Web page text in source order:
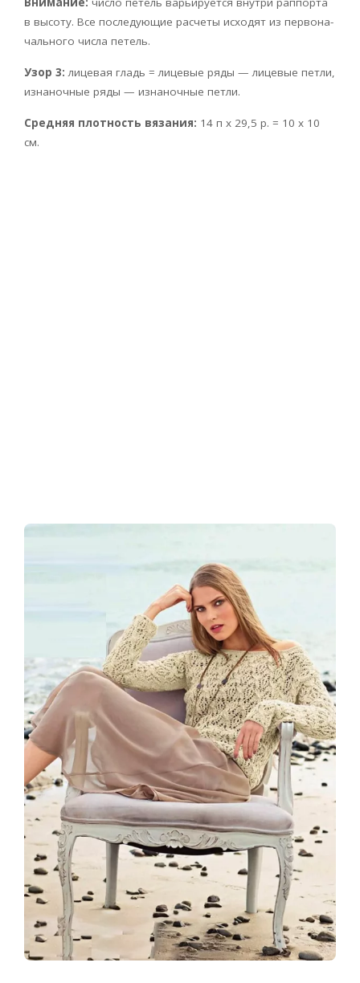
в высоту. Все после­дующие расчеты исходят из первона­
чального числа петель.
Узор 3: лицевая гладь = лицевые ряды — лицевые петли,
изнаночные ряды — изнаночные петли.
Средняя плотность вязания: 14 п х 29,5 р. = 10 x 10
см.